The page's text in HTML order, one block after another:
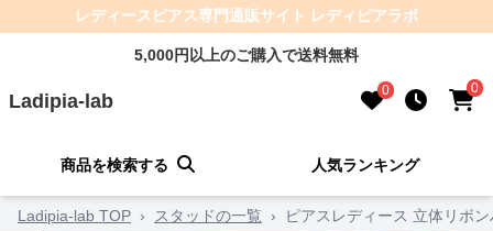
レディースピアス専門通販サイト レディピアラボ
5,000円以上のご購入で送料無料
Ladipia-lab 0 0
商品を検索する 人気ランキング
Ladipia-lab TOP › スタッドの一覧 › ピアスレディース 立体リボ